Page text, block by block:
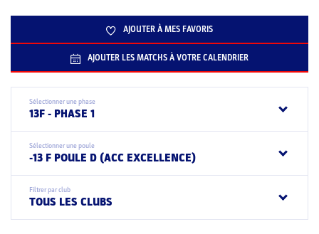
AJOUTER À MES FAVORIS
AJOUTER LES MATCHS À VOTRE CALENDRIER
Sélectionner une phase
13F - PHASE 1
Sélectionner une poule
-13 F POULE D (ACC EXCELLENCE)
Filtrer par club
TOUS LES CLUBS